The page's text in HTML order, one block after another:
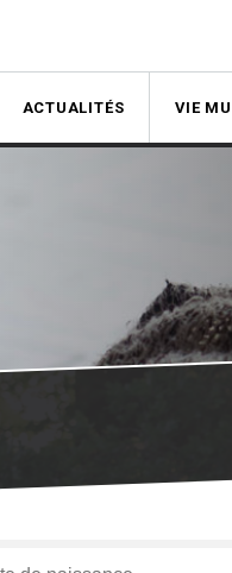
ACTUALITÉS VIE